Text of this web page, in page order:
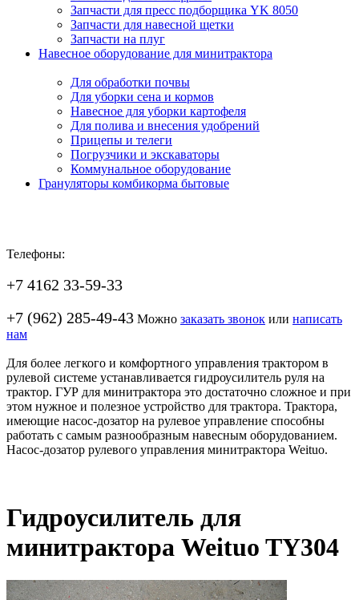
Запчасти для пресс подборщика YK 8050
Запчасти для навесной щетки
Запчасти на плуг
Навесное оборудование для минитрактора
Для обработки почвы
Для уборки сена и кормов
Навесное для уборки картофеля
Для полива и внесения удобрений
Прицепы и телеги
Погрузчики и экскаваторы
Коммунальное оборудование
Грануляторы комбикорма бытовые
Телефоны:
+7 4162 33-59-33
+7 (962) 285-49-43 Можно заказать звонок или написать
нам
Для более легкого и комфортного управления трактором в
рулевой системе устанавливается гидроусилитель руля на
трактор. ГУР для минитрактора это достаточно сложное и при
этом нужное и полезное устройство для трактора. Трактора,
имеющие насос-дозатор на рулевое управление способны
работать с самым разнообразным навесным оборудованием.
Насос-дозатор рулевого управления минитрактора Weituo.
Гидроусилитель для
минитрактора Weituo TY304